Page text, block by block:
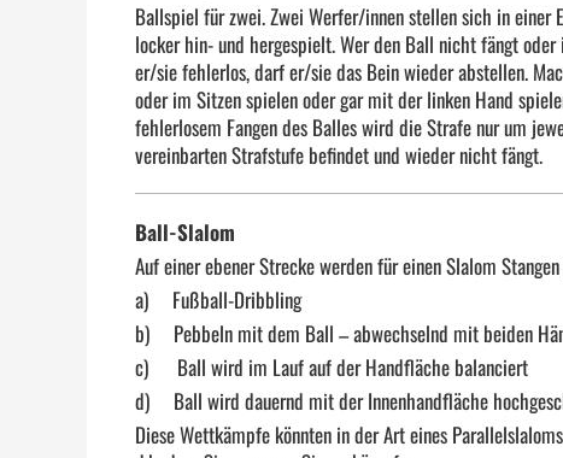
Ballspiel für zwei. Zwei Werfer/innen stellen sich in einer
locker hin- und hergespielt. Wer den Ball nicht fängt
er/sie fehlerlos, darf er/sie das Bein wieder abstellen.
oder im Sitzen spielen oder gar mit der linken Hand
fehlerlosem Fangen des Balles wird die Strafe nur um
vereinbarten Strafstufe befindet und wieder nicht fängt.
Ball-Slalom
Auf einer ebener Strecke werden für einen Slalom
a)
Fußball-Dribbling
b)
Pebbeln mit dem Ball – abwechselnd mit beiden
c)
Ball wird im Lauf auf der Handfläche balanciert
d)
Ball wird dauernd mit der Innenhandfläche
Diese Wettkämpfe könnten in der Art eines